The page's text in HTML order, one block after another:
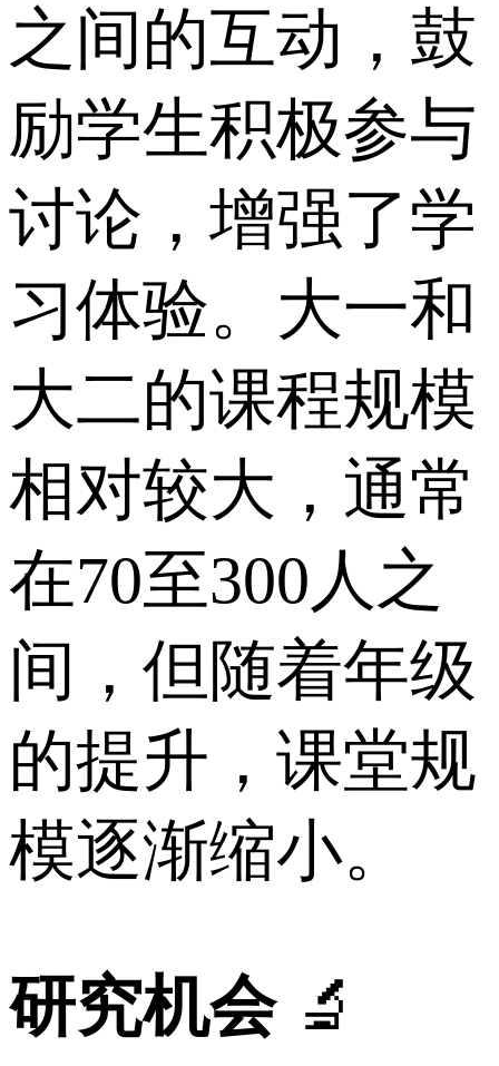
之间的互动，鼓
励学生积极参与
讨论，增强了学
习体验。大一和
大二的课程规模
相对较大，通常
在70至300人之
间，但随着年级
的提升，课堂规
模逐渐缩小。
研究机会🔬